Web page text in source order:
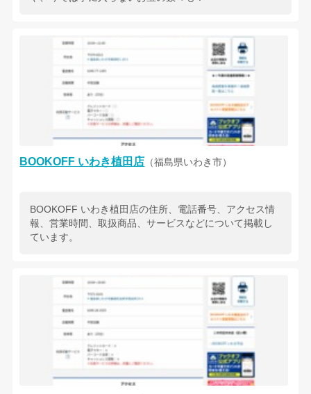
BOOKOFF いわき植田店 （福島県いわき市）
BOOKOFF いわき植田店の住所、電話番号、アクセス情
報、営業時間、取扱商品、サービスなどについて掲載し
ています。